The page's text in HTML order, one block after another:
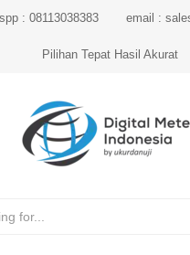
: 08113038383 email :
Pilihan Tepat Hasil Akurat